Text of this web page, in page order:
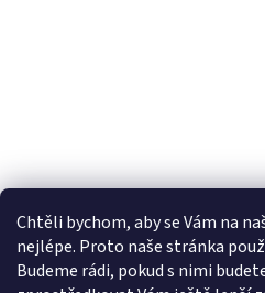
Chtěli bychom, aby se Vám na
nejlépe. Proto naše stránka
Budeme rádi, pokud s nimi
Lekva nábytek ubytování
úchytky Gamet
úchytky Siro